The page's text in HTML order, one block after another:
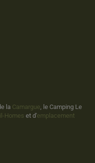
la Camargue, le Camping Le
Homes et d'emplacement